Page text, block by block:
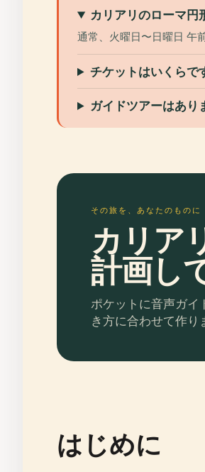
カリアリのローマ円
通常、火曜日〜日曜日 午
チケットはいくらで
ガイドツアーはあり
その旅を、あなたのものに
カリア
計画し
ポケットに音声ガイ
き方に合わせて作り
はじめに